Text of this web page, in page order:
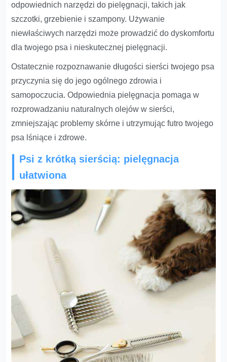
odpowiednich narzędzi do pielęgnacji, takich jak
szczotki, grzebienie i szampony. Używanie
niewłaściwych narzędzi może prowadzić do dyskomfortu
dla twojego psa i nieskutecznej pielęgnacji.
Ostatecznie rozpoznawanie długości sierści twojego psa
przyczynia się do jego ogólnego zdrowia i
samopoczucia. Odpowiednia pielęgnacja pomaga w
rozprowadzaniu naturalnych olejów w sierści,
zmniejszając problemy skórne i utrzymując futro twojego
psa lśniące i zdrowe.
Psi z krótką sierścią: pielęgnacja
ułatwiona